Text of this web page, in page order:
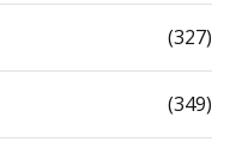
(327)
(349)